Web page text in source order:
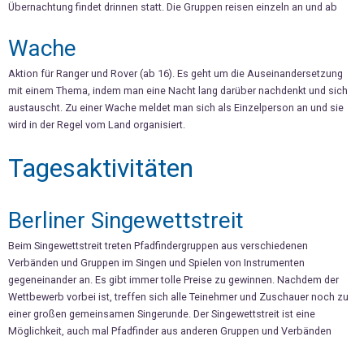
Übernachtung findet drinnen statt. Die Gruppen reisen einzeln an und ab
Wache
Aktion für Ranger und Rover (ab 16). Es geht um die Auseinandersetzung
mit einem Thema, indem man eine Nacht lang darüber nachdenkt und sich
austauscht. Zu einer Wache meldet man sich als Einzelperson an und sie
wird in der Regel vom Land organisiert.
Tagesaktivitäten
Berliner Singewettstreit
Beim Singewettstreit treten Pfadfindergruppen aus verschiedenen
Verbänden und Gruppen im Singen und Spielen von Instrumenten
gegeneinander an. Es gibt immer tolle Preise zu gewinnen. Nachdem der
Wettbewerb vorbei ist, treffen sich alle Teinehmer und Zuschauer noch zu
einer großen gemeinsamen Singerunde. Der Singewettstreit ist eine
Möglichkeit, auch mal Pfadfinder aus anderen Gruppen und Verbänden